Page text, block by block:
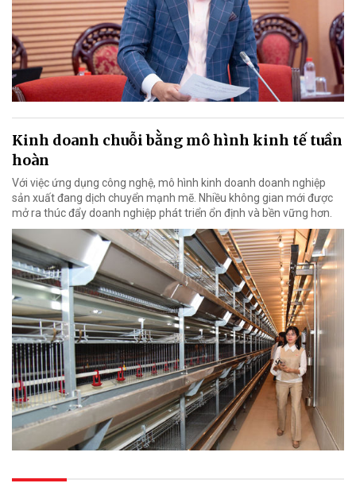
Kinh doanh chuỗi bằng mô hình kinh tế tuần
hoàn
Với việc ứng dụng công nghệ, mô hình kinh doanh doanh nghiệp
sản xuất đang dịch chuyển mạnh mẽ. Nhiều không gian mới được
mở ra thúc đẩy doanh nghiệp phát triển ổn định và bền vững hơn.